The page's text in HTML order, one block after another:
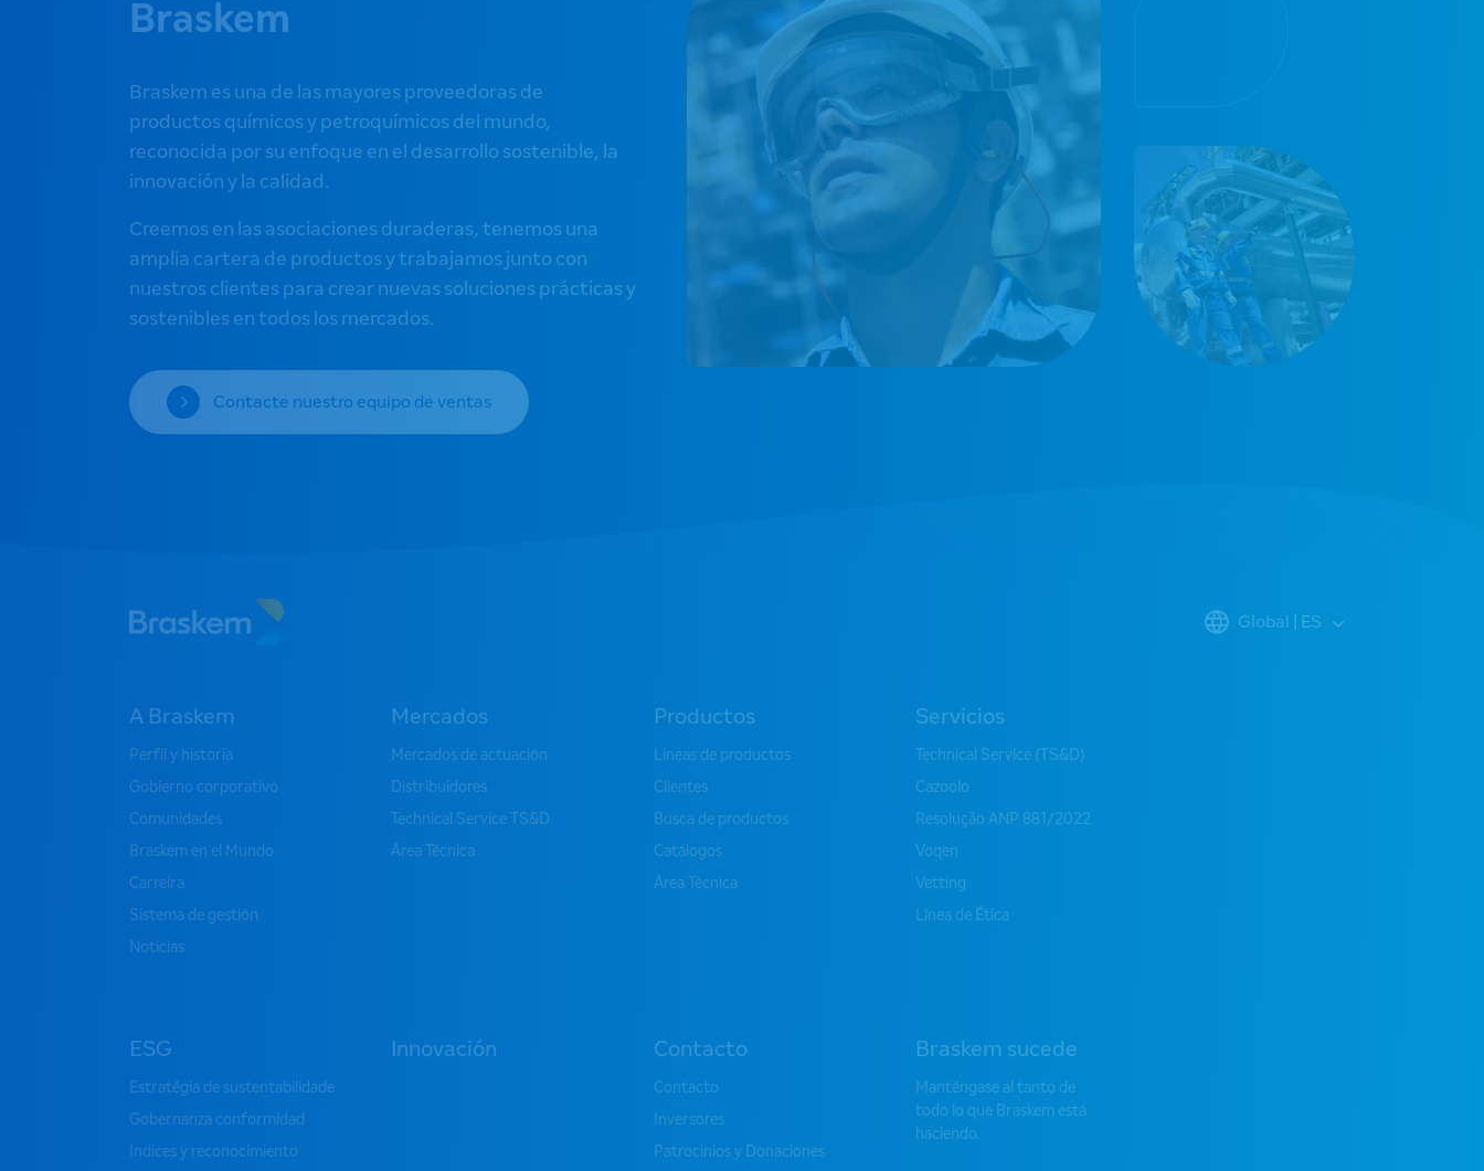
Braskem
Braskem es una de las mayores proveedoras de
productos químicos y petroquímicos del mundo,
reconocida por su enfoque en el desarrollo sostenible, la
innovación y la calidad.
Creemos en las asociaciones duraderas, tenemos una
amplia cartera de productos y trabajamos junto con
nuestros clientes para crear nuevas soluciones prácticas y
sostenibles en todos los mercados.
Contacte nuestro equipo de ventas
Global | ES
A Braskem
Perfil y historia
Gobierno corporativo
Comunidades
Braskem en el Mundo
Carreira
Sistema de gestión
Noticias
Mercados
Mercados de actuación
Distribuidores
Technical Service TS&D
Área Técnica
Productos
Lineas de productos
Clientes
Busca de productos
Catálogos
Área Técnica
Servicios
Technical Service (TS&D)
Cazoolo
Resolução ANP 881/2022
Voqen
Vetting
Línea de Ética
ESG
Estratégia de sustentabilidade
Gobernanza conformidad
Indices y reconocimiento
Innovación Contacto
Contacto
Inversores
Patrocinios y Donaciones
Braskem sucede
Manténgase al tanto de
todo lo que Braskem está
haciendo.